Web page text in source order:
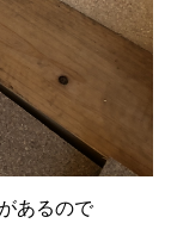
あるので